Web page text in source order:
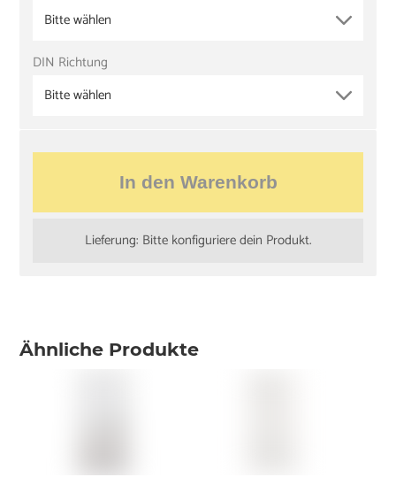
Bitte wählen
DIN Richtung
Bitte wählen
In den Warenkorb
Lieferung: Bitte konfiguriere dein Produkt.
Ähnliche Produkte